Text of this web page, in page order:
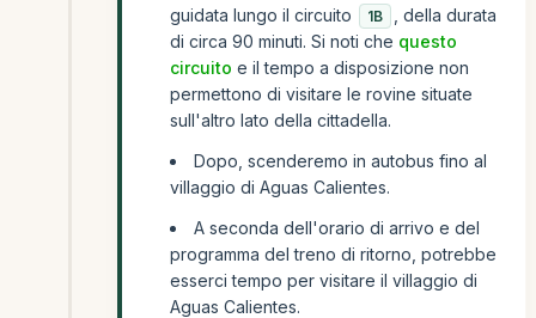
guidata lungo il circuito
1B
, della durata
di circa 90 minuti. Si noti che questo
circuito e il tempo a disposizione non
permettono di visitare le rovine situate
sull'altro lato della cittadella.
Dopo, scenderemo in autobus fino al
villaggio di Aguas Calientes.
A seconda dell'orario di arrivo e del
programma del treno di ritorno, potrebbe
esserci tempo per visitare il villaggio di
Aguas Calientes.